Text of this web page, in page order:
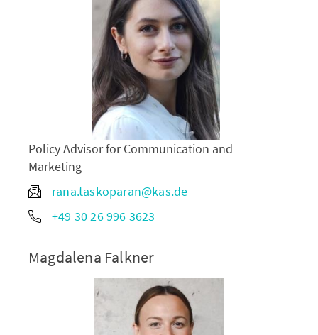
Policy Advisor for Communication and
Marketing
rana.taskoparan@kas.de
+49 30 26 996 3623
Magdalena Falkner